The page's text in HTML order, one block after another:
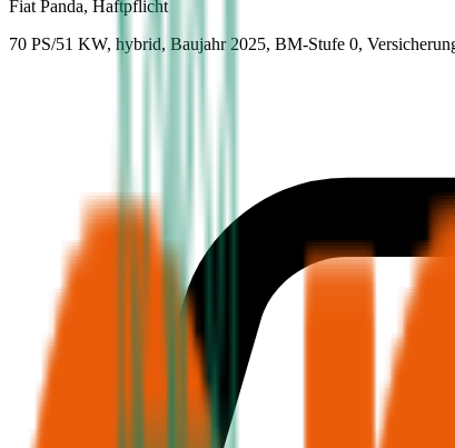
Fiat Panda, Haftpflicht
70 PS/51 KW, hybrid, Baujahr 2025, BM-Stufe 0,